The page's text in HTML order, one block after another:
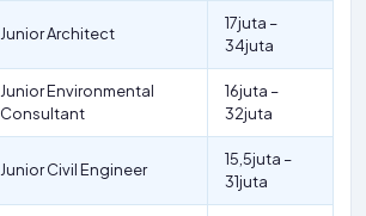
Junior Architect
17juta –
34juta
Junior Environmental
Consultant
16juta –
32juta
Junior Civil Engineer
15,5juta –
31juta